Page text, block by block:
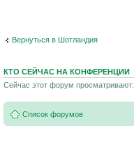
Вернуться в Шотландия
КТО СЕЙЧАС НА КОНФЕРЕНЦИИ
Сейчас этот форум просматривают:
Список форумов